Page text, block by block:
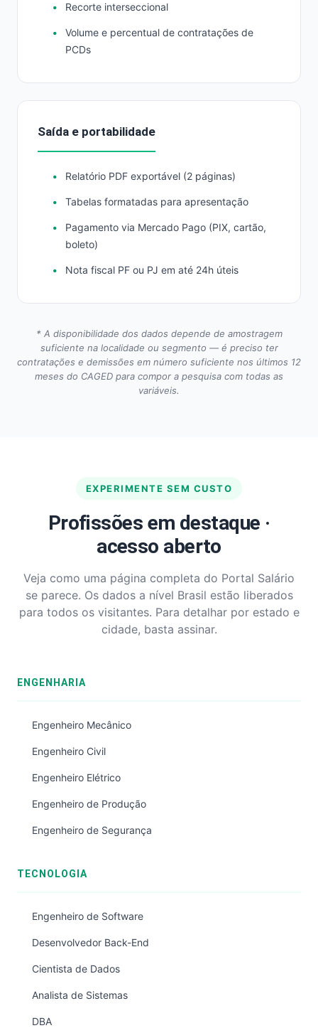
Recorte interseccional
Volume e percentual de contratações de
PCDs
Saída e portabilidade
Relatório PDF exportável (2 páginas)
Tabelas formatadas para apresentação
Pagamento via Mercado Pago (PIX, cartão,
boleto)
Nota fiscal PF ou PJ em até 24h úteis
* A disponibilidade dos dados depende de amostragem
suficiente na localidade ou segmento — é preciso ter
contratações e demissões em número suficiente nos últimos 12
meses do CAGED para compor a pesquisa com todas as
variáveis.
EXPERIMENTE SEM CUSTO
Profissões em destaque ·
acesso aberto
Veja como uma página completa do Portal Salário
se parece. Os dados a nível Brasil estão liberados
para todos os visitantes. Para detalhar por estado e
cidade, basta assinar.
ENGENHARIA
Engenheiro Mecânico
Engenheiro Civil
Engenheiro Elétrico
Engenheiro de Produção
Engenheiro de Segurança
TECNOLOGIA
Engenheiro de Software
Desenvolvedor Back-End
Cientista de Dados
Analista de Sistemas
DBA